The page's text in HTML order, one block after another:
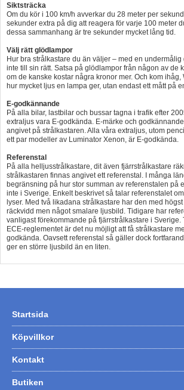
Siktsträcka
Om du kör i 100 km/h avverkar du 28 meter per
sekunder extra på dig att reagera för varje 100 meter
dessa sammanhang är tre sekunder mycket lång tid.
Välj rätt glödlampor
Hur bra strålkastare du än väljer – med en
inte till sin rätt. Satsa på glödlampor från någon av de
om de kanske kostar några kronor mer. Och kom ihåg,
hur mycket ljus en lampa ger, utan endast ett mått på
E-godkännande
På alla bilar, lastbilar och bussar tagna i trafik efter
extraljus vara E-godkända. E-märke och
angivet på strålkastaren. Alla våra extraljus, utom
ett par modeller av Luminator Xenon, är E-godkända.
Referenstal
På alla helljusstrålkastare, dit även fjärrstrålkastare
strålkastaren finnas angivet ett referenstal. I många
begränsning på hur stor summan av referenstalen på
inte i Sverige. Enkelt beskrivet så talar referenstalet
lyser. Med två likadana strålkastare har den med
räckvidd men något smalare ljusbild. Tidigare har
vanligast förekommande på fjärrstrålkastare i Sverige.
ECE-reglementet är det nu möjligt att få strålkastare
godkända. Oavsett referenstal så gäller dock
ger en större ljusbild än en liten.
Startsida
Köpvillkor
Kontakt
Butiken